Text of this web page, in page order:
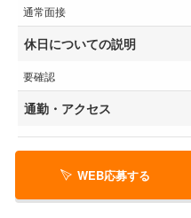
通常面接
休日についての説明
要確認
通勤・アクセス
WEB応募する